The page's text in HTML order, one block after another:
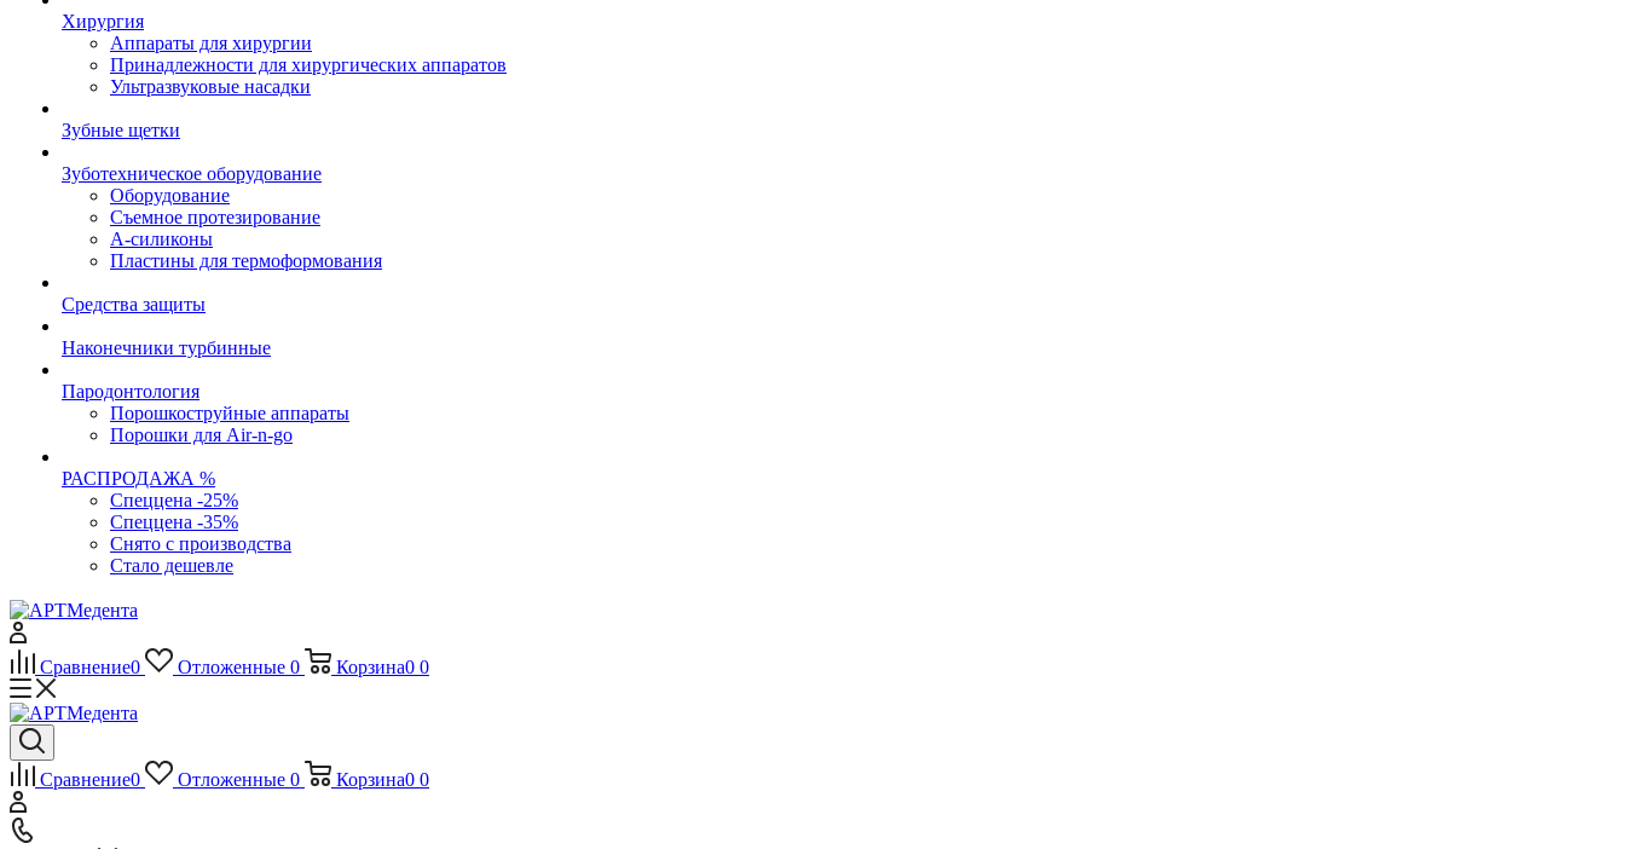
Хирургия
Аппараты для хирургии
Принадлежности для хирургических аппаратов
Ультразвуковые насадки
Зубные щетки
Зуботехническое оборудование
Оборудование
Съемное протезирование
А-силиконы
Пластины для термоформования
Средства защиты
Наконечники турбинные
Пародонтология
Порошкоструйные аппараты
Порошки для Air-n-go
РАСПРОДАЖА %
Спеццена -25%
Спеццена -35%
Снято с производства
Стало дешевле
Сравнение0 Отложенные 0 Корзина0 0
Сравнение0 Отложенные 0 Корзина0 0